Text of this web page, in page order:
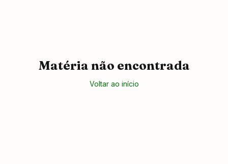
Matéria não encontrada
Voltar ao início